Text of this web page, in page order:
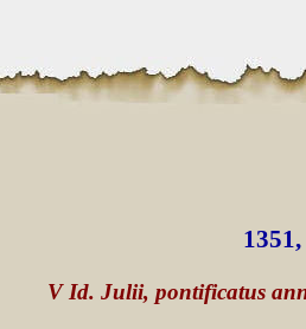
V Id. Julii, pontificatus